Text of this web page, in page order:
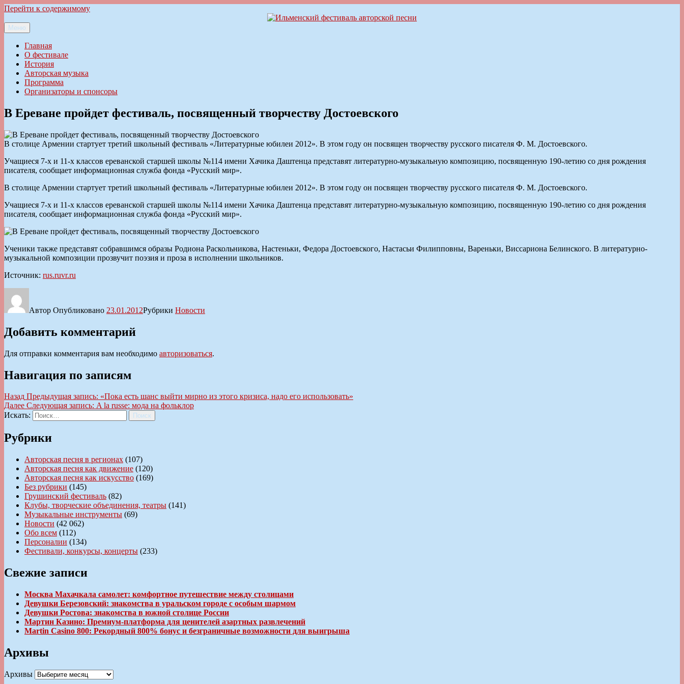
Перейти к содержимому
Ильменский фестиваль авторской песни
Меню
Главная
О фестивале
История
Авторская музыка
Программа
Организаторы и спонсоры
В Ереване пройдет фестиваль, посвященный творчеству Достоевского
В столице Армении стартует третий школьный фестиваль «Литературные юбилеи 2012». В этом году он посвящен творчеству русского писателя Ф. М. Достоевского.
Учащиеся 7-х и 11-х классов ереванской старшей школы №114 имени Хачика Даштенца представят литературно-музыкальную композицию, посвященную 190-летию со дня рождения
писателя, сообщает информационная служба фонда «Русский мир».
В столице Армении стартует третий школьный фестиваль «Литературные юбилеи 2012». В этом году он посвящен творчеству русского писателя Ф. М. Достоевского.
Учащиеся 7-х и 11-х классов ереванской старшей школы №114 имени Хачика Даштенца представят литературно-музыкальную композицию, посвященную 190-летию со дня рождения
писателя, сообщает информационная служба фонда «Русский мир».
Ученики также представят собравшимся образы Родиона Раскольникова, Настеньки, Федора Достоевского, Настасьи Филипповны, Вареньки, Виссариона Белинского. В литературно-
музыкальной композиции прозвучит поэзия и проза в исполнении школьников.
Источник: rus.ruvr.ru
Автор Опубликовано 23.01.2012Рубрики Новости
Добавить комментарий
Для отправки комментария вам необходимо авторизоваться.
Навигация по записям
Назад Предыдущая запись: «Пока есть шанс выйти мирно из этого кризиса, надо его использовать»
Далее Следующая запись: A la russe: мода на фольклор
Искать:
Поиск
Рубрики
Авторская песня в регионах (107)
Авторская песня как движение (120)
Авторская песня как искусство (169)
Без рубрики (145)
Грушинский фестиваль (82)
Клубы, творческие объединения, театры (141)
Музыкальные инструменты (69)
Новости (42 062)
Обо всем (112)
Персоналии (134)
Фестивали, конкурсы, концерты (233)
Свежие записи
Москва Махачкала самолет: комфортное путешествие между столицами
Девушки Березовский: знакомства в уральском городе с особым шармом
Девушки Ростова: знакомства в южной столице России
Мартин Казино: Премиум-платформа для ценителей азартных развлечений
Martin Casino 800: Рекордный 800% бонус и безграничные возможности для выигрыша
Архивы
Архивы